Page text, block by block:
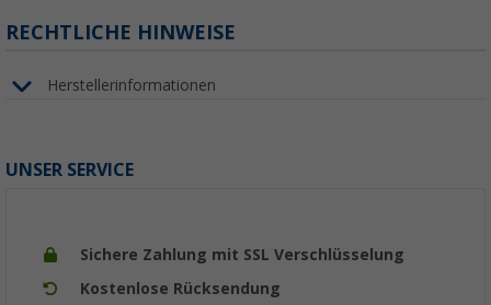
RECHTLICHE HINWEISE
Herstellerinformationen
UNSER SERVICE
Sichere Zahlung mit SSL Verschlüsselung
Kostenlose Rücksendung